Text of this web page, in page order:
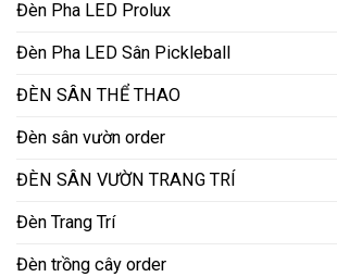
Đèn Pha LED Prolux
Đèn Pha LED Sân Pickleball
ĐÈN SÂN THỂ THAO
Đèn sân vườn order
ĐÈN SÂN VƯỜN TRANG TRÍ
Đèn Trang Trí
Đèn trồng cây order